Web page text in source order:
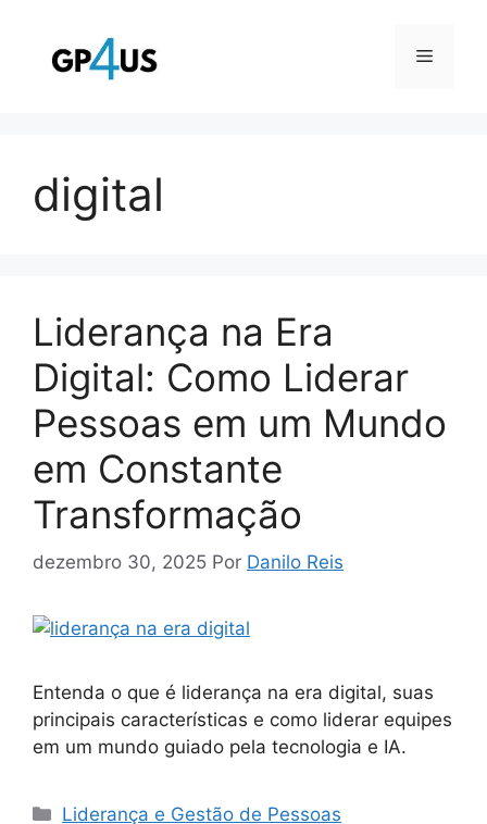
Menu
digital
Liderança na Era
Digital: Como Liderar
Pessoas em um Mundo
em Constante
Transformação
dezembro 30, 2025 Por Danilo Reis
Entenda o que é liderança na era digital, suas
principais características e como liderar equipes
em um mundo guiado pela tecnologia e IA.
Categorias
Liderança e Gestão de Pessoas